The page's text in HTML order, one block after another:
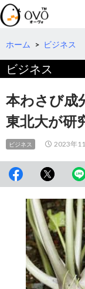
検
索
コ
テ
へ
動
ホーム > ビジネス
ビジネス
本わさび成
東北大が研
ビジネス 2023年